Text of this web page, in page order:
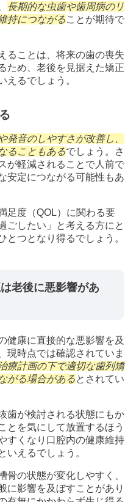
長期的な虫歯や歯周病のリ
持につながることが期待で
ることは、将来の歯の喪失
ため、老後を見据えた矯正
えるでしょう。
発音のしやすさが改善し、
ることもあるでしょう。さ
が軽減されることで人前で
安定につながる可能性もあ
足度（QOL）に関わる要
ごしたい」と考える方にと
とつとなり得るでしょう。
老後に悪影響があ
健康に直接的な悪影響を及
現時点では確認されていま
療計画の下で適切な歯列矯
がる場合があるとされてい
歯が検討される状態にもか
とを気にして放置するほう
すくなり口腔内の健康維持
いえるでしょう。
骨の状態が変化しやすく、
に影響を及ぼすことがあり